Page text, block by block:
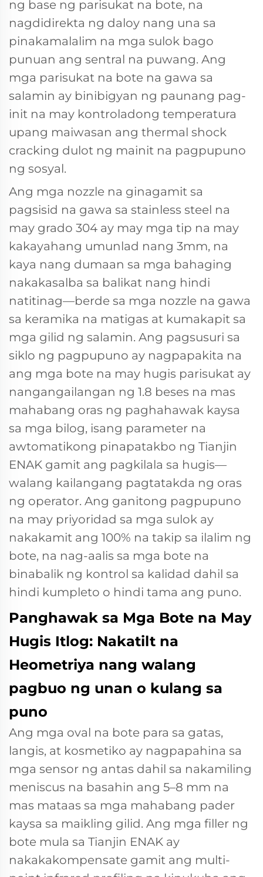
ng base ng parisukat na bote, na
nagdidirekta ng daloy nang una sa
pinakamalalim na mga sulok bago
punuan ang sentral na puwang. Ang
mga parisukat na bote na gawa sa
salamin ay binibigyan ng paunang pag-
init na may kontroladong temperatura
upang maiwasan ang thermal shock
cracking dulot ng mainit na pagpupuno
ng sosyal.
Ang mga nozzle na ginagamit sa
pagsisid na gawa sa stainless steel na
may grado 304 ay may mga tip na may
kakayahang umunlad nang 3mm, na
kaya nang dumaan sa mga bahaging
nakakasalba sa balikat nang hindi
natitinag—berde sa mga nozzle na gawa
sa keramika na matigas at kumakapit sa
mga gilid ng salamin. Ang pagsusuri sa
siklo ng pagpupuno ay nagpapakita na
ang mga bote na may hugis parisukat ay
nangangailangan ng 1.8 beses na mas
mahabang oras ng paghahawak kaysa
sa mga bilog, isang parameter na
awtomatikong pinapatakbo ng Tianjin
ENAK gamit ang pagkilala sa hugis—
walang kailangang pagtatakda ng oras
ng operator. Ang ganitong pagpupuno
na may priyoridad sa mga sulok ay
nakakamit ang 100% na takip sa ilalim ng
bote, na nag-aalis sa mga bote na
binabalik ng kontrol sa kalidad dahil sa
hindi kumpleto o hindi tama ang puno.
Panghawak sa Mga Bote na May
Hugis Itlog: Nakatilt na
Heometriya nang walang
pagbuo ng unan o kulang sa
puno
Ang mga oval na bote para sa gatas,
langis, at kosmetiko ay nagpapahina sa
mga sensor ng antas dahil sa nakamiling
meniscus na basahin ang 5–8 mm na
mas mataas sa mga mahabang pader
kaysa sa maikling gilid. Ang mga filler ng
bote mula sa Tianjin ENAK ay
nakakakompensate gamit ang multi-